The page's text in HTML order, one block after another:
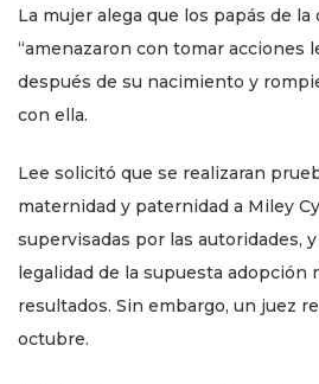
La mujer alega que los papás de la
“amenazaron con tomar acciones
después de su nacimiento y
con ella.
Lee solicitó que se realizaran
maternidad y paternidad a Miley
supervisadas por las autoridades,
legalidad de la supuesta adopción
resultados. Sin embargo, un juez
octubre.